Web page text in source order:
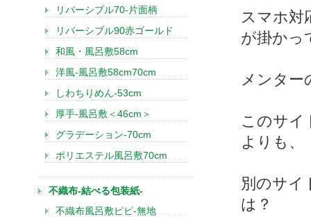
スマホ対
が掛かっ
メンター
このサイ
よりも、
別のサイ
は？
リバーシブル70-片面柄
リバーシブル90赤ゴールド
和風・風呂敷58cm
洋風-風呂敷58cm70cm
しわちりめん-53cm
厚手-風呂敷＜46cm＞
グラデーション-70cm
ポリエステル風呂敷70cm
不織布-結べる包装紙-
不織布風呂敷ピピ-無地